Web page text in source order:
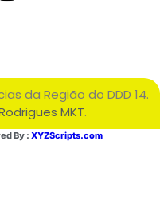
da Região do DDD 14.
MKT.
By : XYZScripts.com